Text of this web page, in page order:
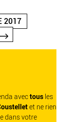
2017
avectous les
et ne rien
le dans votre